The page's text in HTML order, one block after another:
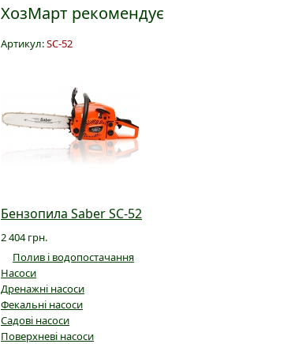
ХозМарт рекомендує
Артикул:SC-52
Бензопила Saber SC-52
2 404 грн.
Полив і водопостачання
Насоси
Дренажні насоси
Фекальні насоси
Садові насоси
Поверхневі насоси